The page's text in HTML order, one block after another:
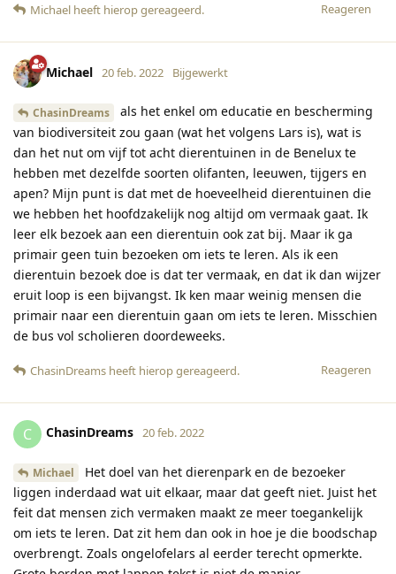
Reageren
Michael heeft hierop gereageerd.
Michael 20 feb. 2022 Bijgewerkt
ChasinDreams
als het enkel om educatie en bescherming
van biodiversiteit zou gaan (wat het volgens Lars is), wat is
dan het nut om vijf tot acht dierentuinen in de Benelux te
hebben met dezelfde soorten olifanten, leeuwen, tijgers en
apen? Mijn punt is dat met de hoeveelheid dierentuinen die
we hebben het hoofdzakelijk nog altijd om vermaak gaat. Ik
leer elk bezoek aan een dierentuin ook zat bij. Maar ik ga
primair geen tuin bezoeken om iets te leren. Als ik een
dierentuin bezoek doe is dat ter vermaak, en dat ik dan wijzer
eruit loop is een bijvangst. Ik ken maar weinig mensen die
primair naar een dierentuin gaan om iets te leren. Misschien
de bus vol scholieren doordeweeks.
Reageren
ChasinDreams heeft hierop gereageerd.
C ChasinDreams 20 feb. 2022
Michael
Het doel van het dierenpark en de bezoeker
liggen inderdaad wat uit elkaar, maar dat geeft niet. Juist het
feit dat mensen zich vermaken maakt ze meer toegankelijk
om iets te leren. Dat zit hem dan ook in hoe je die boodschap
overbrengt. Zoals ongelofelars al eerder terecht opmerkte.